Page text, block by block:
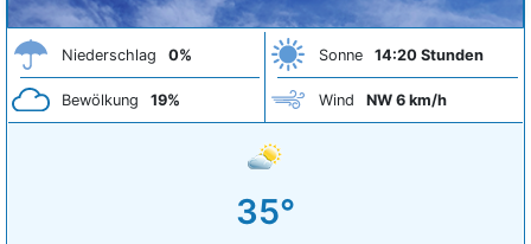
Niederschlag 0%
Bewölkung 19%
Sonne 14:20 Stunden
Wind NW 6 km/h
35°